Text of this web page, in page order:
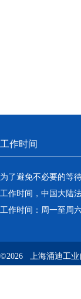
工作时间
为了避免不必要的等
工作时间，中国大陆
工作时间：周一至周
©2026 上海涌迪工业